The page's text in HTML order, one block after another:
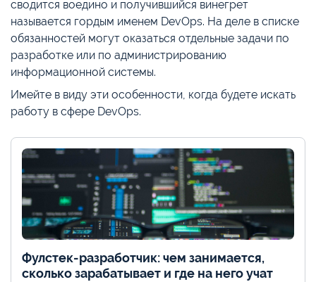
сводится воедино и получившийся винегрет
называется гордым именем DevOps. На деле в списке
обязанностей могут оказаться отдельные задачи по
разработке или по администрированию
информационной системы.
Имейте в виду эти особенности, когда будете искать
работу в сфере DevOps.
Фулстек-разработчик: чем занимается,
сколько зарабатывает и где на него учат